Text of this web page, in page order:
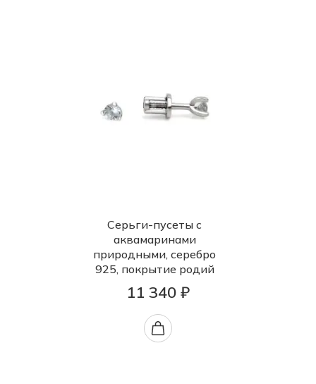
Серьги-пусеты с
аквамаринами
природными, серебро
925, покрытие родий
11 340 ₽